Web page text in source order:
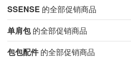
SSENSE 的全部促销商品
单肩包的全部促销商品
包包配件的全部促销商品